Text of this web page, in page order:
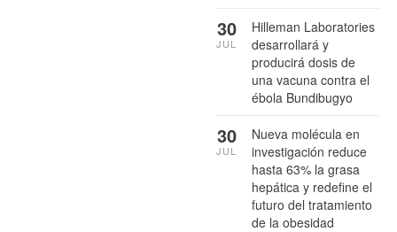
Hilleman Laboratories
desarrollará y
producirá dosis de
una vacuna contra el
ébola Bundibugyo
30
JUL
Nueva molécula en
investigación reduce
hasta 63% la grasa
hepática y redefine el
futuro del tratamiento
de la obesidad
30
JUL